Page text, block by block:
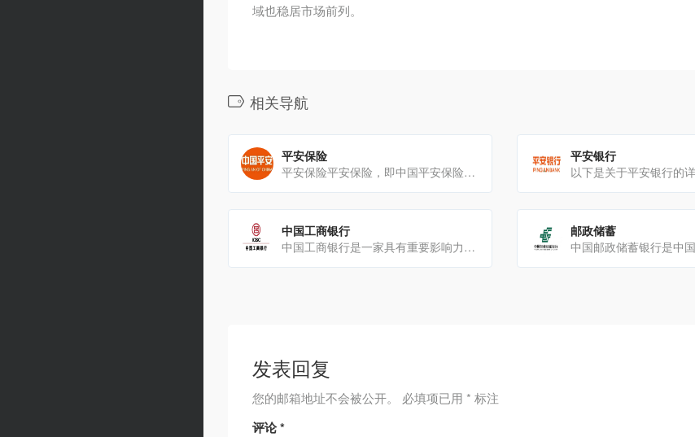
域也稳居市场前列。
相关导航
平安保险
平安保险平安保险，即中国平安保险（集团）股份有限公司，是一家在国内外具有重大影响力的综合性金融集团业务范围[…]
平安银行
中国工商银行
中国工商银行是一家具有重要影响力的国有大型商业银行业务范围负债业务：包括人民币储蓄、外币储蓄、储蓄旅行支票[…]
邮政储蓄
发表回复
您的邮箱地址不会被公开。 必填项已用 * 标注
评论*